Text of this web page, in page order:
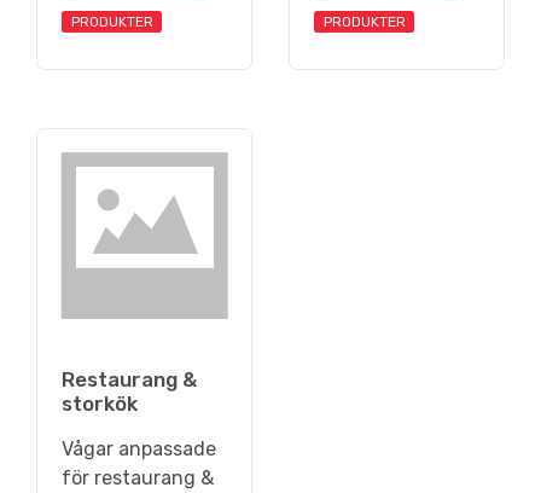
PRODUKTER PRODUKTER
Restaurang &
storkök
Vågar anpassade
för restaurang &